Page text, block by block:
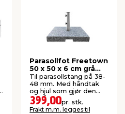
Parasollfot Freetown
50 x 50 x 6 cm grå
granitt - Sunlife®
Til parasollstang på 38-
48 mm. Med håndtak
og hjul som gjør den
lett å flytte. 40 kg.
399,00pr. stk.
Frakt m.m. legges til